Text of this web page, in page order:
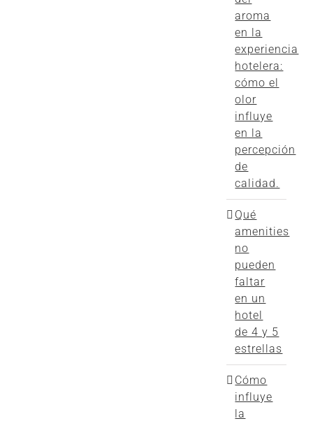
aroma
en la
experiencia
hotelera:
cómo el
olor
influye
en la
percepción
de
calidad.
Qué
amenities
no
pueden
faltar
en un
hotel
de 4 y 5
estrellas
Cómo
influye
la